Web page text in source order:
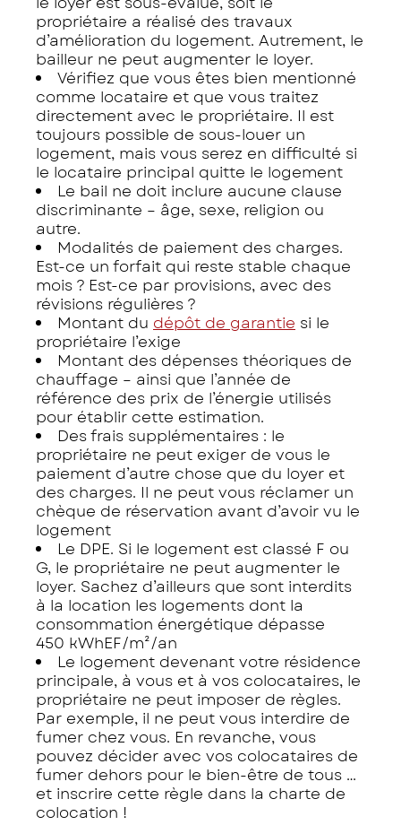
propriétaire a réalisé des travaux
d’amélioration du logement. Autrement, le
bailleur ne peut augmenter le loyer.
Vérifiez que vous êtes bien mentionné
comme locataire et que vous traitez
directement avec le propriétaire. Il est
toujours possible de sous-louer un
logement, mais vous serez en difficulté si
le locataire principal quitte le logement
Le bail ne doit inclure aucune clause
discriminante – âge, sexe, religion ou
autre.
Modalités de paiement des charges.
Est-ce un forfait qui reste stable chaque
mois ? Est-ce par provisions, avec des
révisions régulières ?
Montant du dépôt de garantie si le
propriétaire l’exige
Montant des dépenses théoriques de
chauffage – ainsi que l’année de
référence des prix de l’énergie utilisés
pour établir cette estimation.
Des frais supplémentaires : le
propriétaire ne peut exiger de vous le
paiement d’autre chose que du loyer et
des charges. Il ne peut vous réclamer un
chèque de réservation avant d’avoir vu le
logement
Le DPE. Si le logement est classé F ou
G, le propriétaire ne peut augmenter le
loyer. Sachez d’ailleurs que sont interdits
à la location les logements dont la
consommation énergétique dépasse
450 kWhEF/m²/an
Le logement devenant votre résidence
principale, à vous et à vos colocataires, le
propriétaire ne peut imposer de règles.
Par exemple, il ne peut vous interdire de
fumer chez vous. En revanche, vous
pouvez décider avec vos colocataires de
fumer dehors pour le bien-être de tous …
et inscrire cette règle dans la charte de
colocation !